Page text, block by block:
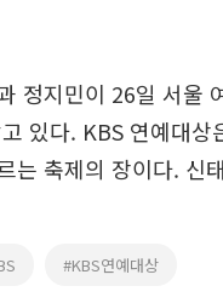
정지민이 26일 서울
있다. KBS 연예대
는 축제의 장이다. 신
#KBS연예대상